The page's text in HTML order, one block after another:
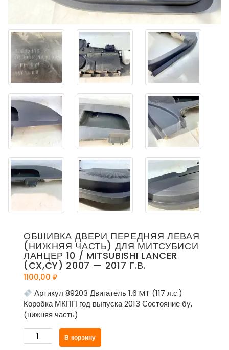
ОБШИВКА ДВЕРИ ПЕРЕДНЯЯ ЛЕВАЯ
(НИЖНЯЯ ЧАСТЬ) ДЛЯ МИТСУБИСИ
ЛАНЦЕР 10 / MITSUBISHI LANCER
(CX,CY) 2007 — 2017 Г.В.
1100,00 ₽
Артикул 89203 Двигатель 1.6 MT (117 л.с.)
Коробка МКПП год выпуска 2013 Состояние бу,
(нижняя часть)
Количество
товара
В корзину